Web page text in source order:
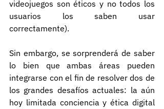
videojuegos son éticos y no todos los
usuarios los saben usar
correctamente).
Sin embargo, se sorprenderá de saber
lo bien que ambas áreas pueden
integrarse con el fin de resolver dos de
los grandes desafíos actuales: la aún
hoy limitada conciencia y ética digital